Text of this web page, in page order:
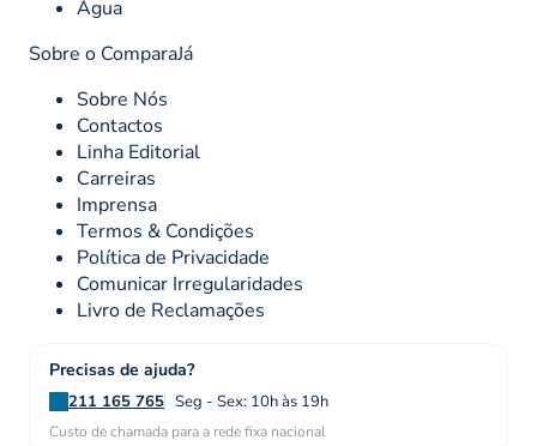
Água
Sobre o ComparaJá
Sobre Nós
Contactos
Linha Editorial
Carreiras
Imprensa
Termos & Condições
Política de Privacidade
Comunicar Irregularidades
Livro de Reclamações
Precisas de ajuda?
211 165 765 Seg - Sex: 10h às 19h
Custo de chamada para a rede fixa nacional